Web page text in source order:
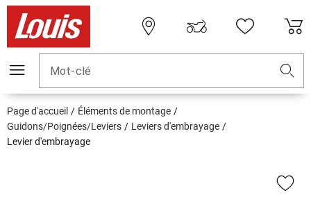
Mot-clé
Page d'accueil
Éléments de montage
Guidons/Poignées/Leviers
Leviers d'embrayage
Levier d'embrayage